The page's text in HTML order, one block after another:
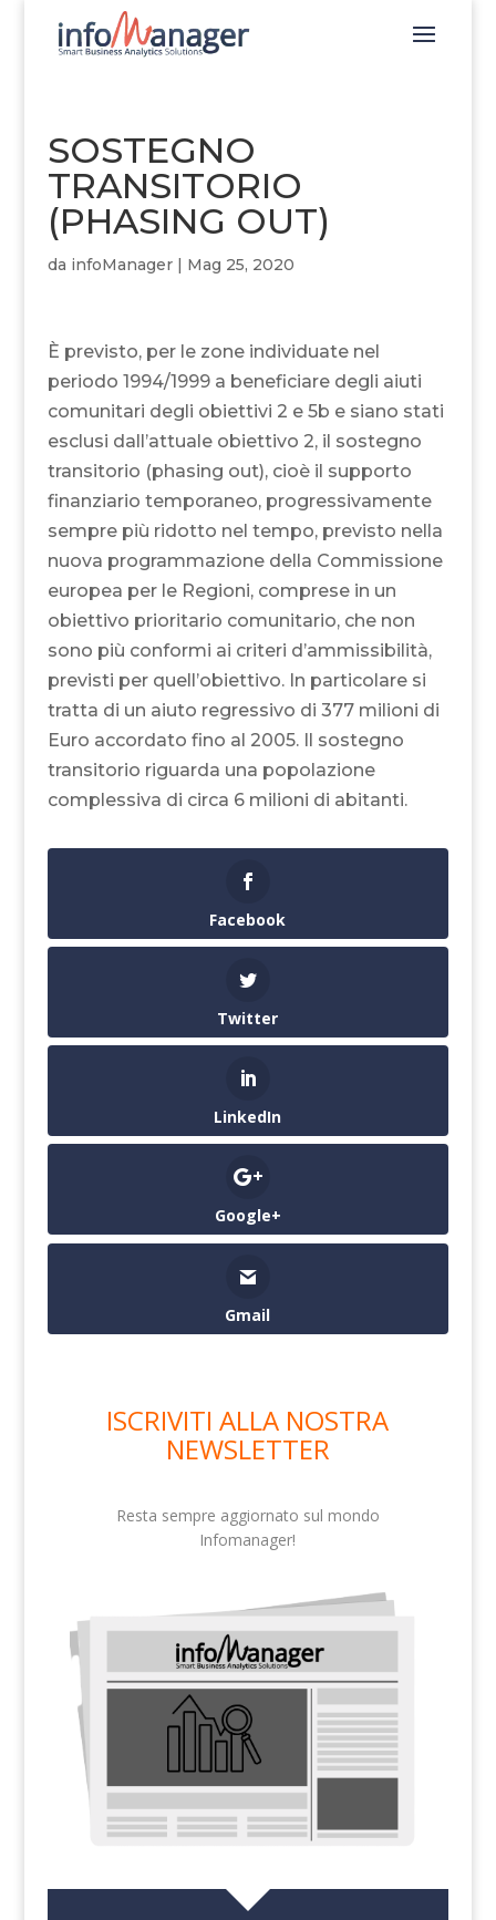
SOSTEGNO
TRANSITORIO
(PHASING OUT)
da infoManager| Mag 25, 2020
È previsto, per le zone individuate nel
periodo 1994/1999 a beneficiare degli aiuti
comunitari degli obiettivi 2 e 5b e siano stati
esclusi dall’attuale obiettivo 2, il sostegno
transitorio (phasing out), cioè il supporto
finanziario temporaneo, progressivamente
sempre più ridotto nel tempo, previsto nella
nuova programmazione della Commissione
europea per le Regioni, comprese in un
obiettivo prioritario comunitario, che non
sono più conformi ai criteri d’ammissibilità,
previsti per quell’obiettivo. In particolare si
tratta di un aiuto regressivo di 377 milioni di
Euro accordato fino al 2005. Il sostegno
transitorio riguarda una popolazione
complessiva di circa 6 milioni di abitanti.
Facebook
Twitter
LinkedIn
Google+
Gmail
ISCRIVITI ALLA NOSTRA
NEWSLETTER
Resta sempre aggiornato sul mondo
Infomanager!